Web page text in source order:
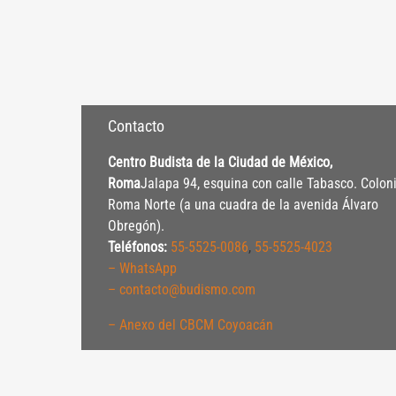
Contacto
Centro Budista de la Ciudad de México,
RomaJalapa 94, esquina con calle Tabasco.
Roma Norte (a una cuadra de la avenida Álvaro
Obregón).
Teléfonos: 55-5525-0086, 55-5525-4023
– WhatsApp
– contacto@budismo.com
– Anexo del CBCM Coyoacán